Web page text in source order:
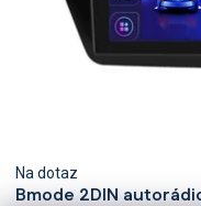
Bmode 2DIN
Na dotaz